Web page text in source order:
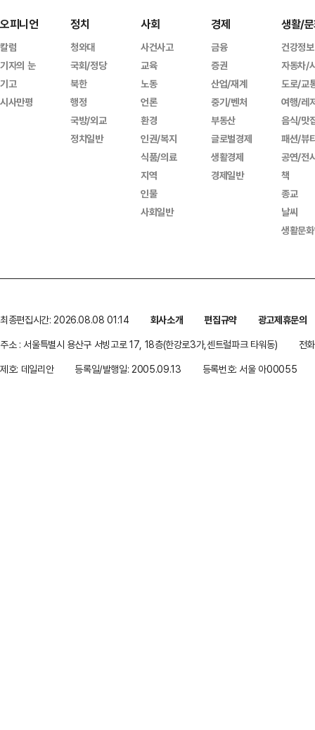
오피니언
칼럼
기자의 눈
기고
시사만평
정치
청와대
국회/정당
북한
행정
국방/외교
정치일반
사회
사건사고
교육
노동
언론
환경
인권/복지
식품/의료
지역
인물
사회일반
경제
금융
증권
산업/재계
중기/벤처
부동산
글로벌경제
생활경제
경제일반
생활/
건강정보
자동차/
도로/교
여행/레
음식/맛
패션/뷰
공연/전
책
종교
날씨
생활문
최종편집시간: 2026.08.08 01:14 회사소개 편집규약
광고제휴문의
주소 : 서울특별시 용산구 서빙고로 17, 18층(한강로3가,센트럴파크 타워동)
전
제호: 데일리안
등록일/발행일: 2005.09.13 등록번호: 서울 아00055